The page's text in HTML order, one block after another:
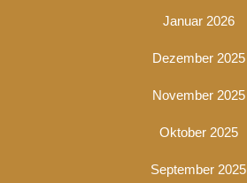
Januar 2026
Dezember 2025
November 2025
Oktober 2025
September 2025